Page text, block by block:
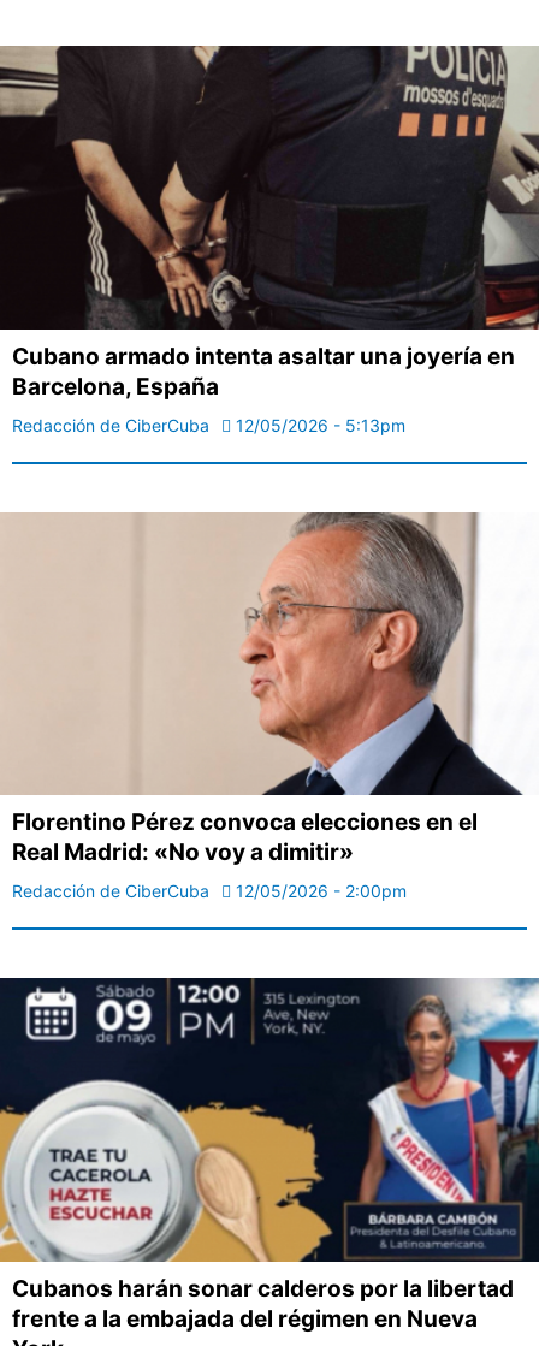
Cubano armado intenta asaltar una joyería en
Barcelona, España
Redacción de CiberCuba 12/05/2026 - 5:13pm
Florentino Pérez convoca elecciones en el
Real Madrid: «No voy a dimitir»
Redacción de CiberCuba 12/05/2026 - 2:00pm
Cubanos harán sonar calderos por la libertad
frente a la embajada del régimen en Nueva